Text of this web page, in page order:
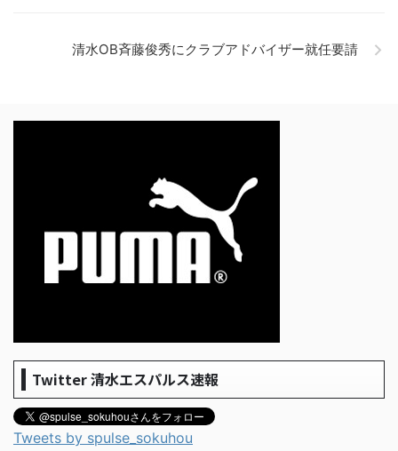
清水OB斉藤俊秀にクラブアドバイザー就任要請
Twitter 清水エスパルス速報
Tweets by spulse_sokuhou